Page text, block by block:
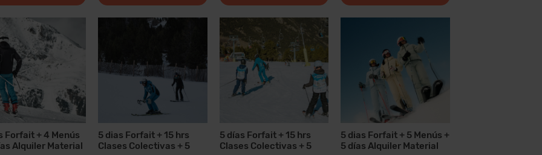
Forfait + 4 Menús
Alquiler Material
5 dias Forfait + 15 hrs
Clases Colectivas + 5
5 días Forfait + 15 hrs
Clases Colectivas + 5
5 dias Forfait + 5 Menús +
5 días Alquiler Material